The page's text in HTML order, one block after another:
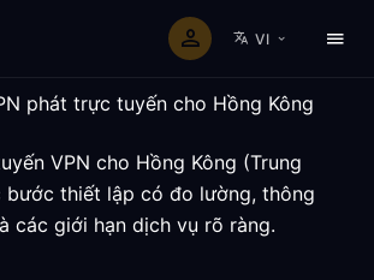
VI
phát trực tuyến cho Hồng Kông
VPN cho Hồng Kông (Trung
bước thiết lập có đo lường, thông
các giới hạn dịch vụ rõ ràng.